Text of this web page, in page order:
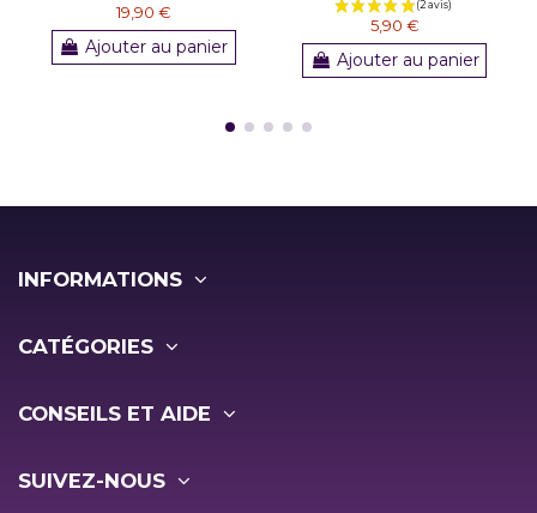
19,90 €
Ajouter au panier
5,90 €
Ajouter au panier
INFORMATIONS
CATÉGORIES
CONSEILS ET AIDE
SUIVEZ-NOUS